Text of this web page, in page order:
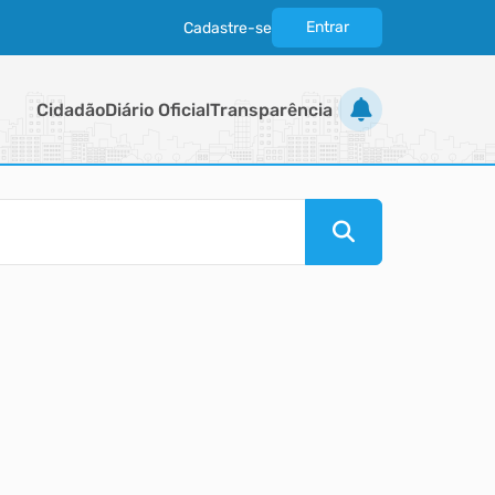
Cadastre-se Entrar
CidadãoDiário OficialTransparência